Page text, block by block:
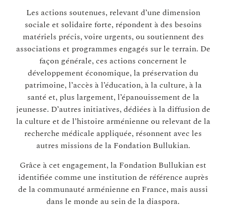
Les actions soutenues, relevant d’une dimension
sociale et solidaire forte, répondent à des besoins
matériels précis, voire urgents, ou soutiennent des
associations et programmes engagés sur le terrain. De
façon générale, ces actions concernent le
développement économique, la préservation du
patrimoine, l’accès à l’éducation, à la culture, à la
santé et, plus largement, l’épanouissement de la
jeunesse. D’autres initiatives, dédiées à la diffusion de
la culture et de l’histoire arménienne ou relevant de la
recherche médicale appliquée, résonnent avec les
autres missions de la Fondation Bullukian.
Grâce à cet engagement, la Fondation Bullukian est
identifiée comme une institution de référence auprès
de la communauté arménienne en France, mais aussi
dans le monde au sein de la diaspora.